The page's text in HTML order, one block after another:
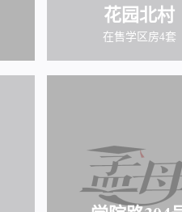
花园北村
在售学区房4套